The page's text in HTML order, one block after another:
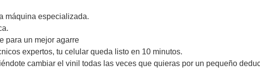
máquina especializada.
para un mejor agarre
expertos, tu celular queda listo en 10 minutos.
cambiar el vinil todas las veces que quieras por un pequeño